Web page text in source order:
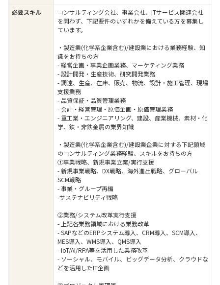
必要スキル
コンサルティング会社、事業会社、ITサービス関連会社
を問わず、下記要件のいずれかを備えている方を募集し
ています。
・製造業(化学系企業含む)/建設業における業務経験、知
識をお持ちの方
- 経営企画・事業企画業務、マーケティング業務
- 設計開発・生産技術、研究開発業務
- 調達、生産、在庫、販売、物流、設計・施工管理、現場
支援業務
- 品質保証・品質管理業務
- 会計・経営管理・原価企画・原価管理業務
- 重工業・エンジニアリング、建設、産業機械、素材・化
学、鉄・非鉄金属の業界知識
・製造業(化学系企業含む)/建設業企業に対する下記領域
のコンサルティング業務経験、スキルをお持ちの方
①事業戦略、新規事業立案/実行支援
- 新規事業戦略、DX戦略、海外進出戦略、グローバル
SCM戦略
- 事業・グループ再編
-サステナビリティ戦略
②業務/システム改革実行支援
- 上記各業務領域における業務改革
- SAPなどのERPシステム導入、CRM導入、SCM導入、
MES導入、WMS導入、QMS導入
- IoT/AI/RPA等を活用した業務改革
- ソーシャル、モバイル、ビッグデータ分析、クラウドな
どを活用したIT企画